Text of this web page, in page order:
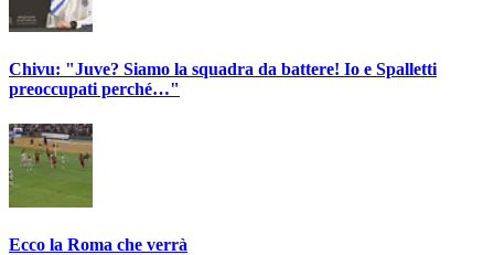
Chivu: "Juve? Siamo la squadra da battere! Io e Spalletti
preoccupati perché…"
Ecco la Roma che verrà